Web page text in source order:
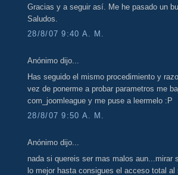
Gracias y a seguir así. Me he pasado un
Saludos.
28/8/07 9:40 A. M.
Anónimo dijo...
Has seguido el mismo procedimiento y
vez de ponerme a probar parametros me
com_joomleague y me puse a leermelo :P
28/8/07 9:50 A. M.
Anónimo dijo...
nada si quereis ser mas malos aun...mirar
lo mejor hasta consigues el acceso total al